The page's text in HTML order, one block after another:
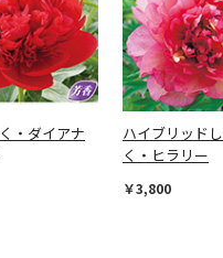
・ダイアナ
ハイブリッド
く・ヒラリー
￥3,800